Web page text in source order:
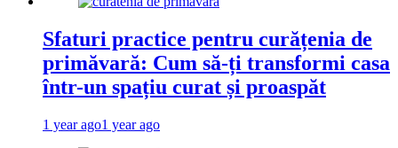
Sfaturi practice pentru curățenia de
primăvară: Cum să-ți transformi casa
într-un spațiu curat și proaspăt
1 year ago1 year ago